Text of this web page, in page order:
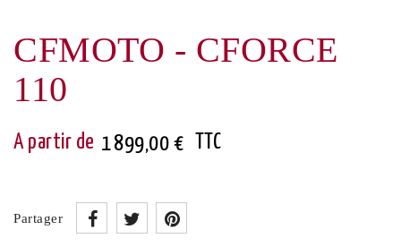
CFMOTO - CFORCE
110
1 899,00 € TTC
Partager